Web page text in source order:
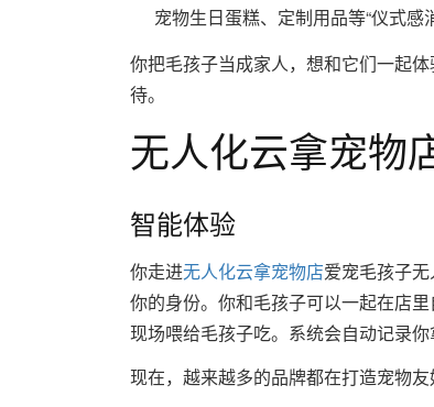
宠物生日蛋糕、定制用品等“仪式感
你把毛孩子当成家人，想和它们一起体
待。
无人化云拿宠物
智能体验
你走进无人化云拿宠物店爱宠毛孩子
你的身份。你和毛孩子可以一起在店
现场喂给毛孩子吃。系统会自动记录
现在，越来越多的品牌都在打造宠物